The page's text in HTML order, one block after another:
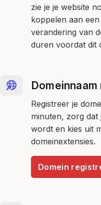
zie je je website
koppelen aan
verandering van
duren voordat dit
Registreer je
minuten, zorg dat
wordt en kies uit
domeinextensies.
Domein